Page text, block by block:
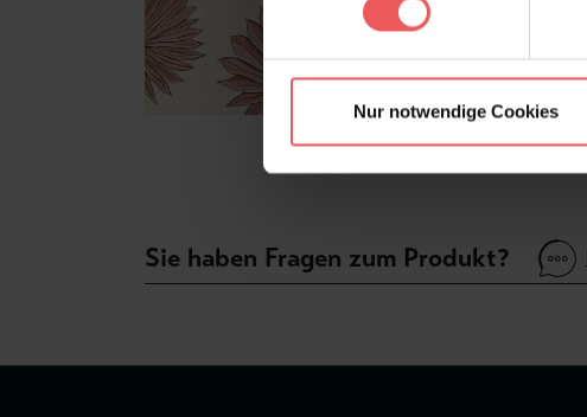
Nur notwendige Cookies
Sie haben Fragen zum Produkt?